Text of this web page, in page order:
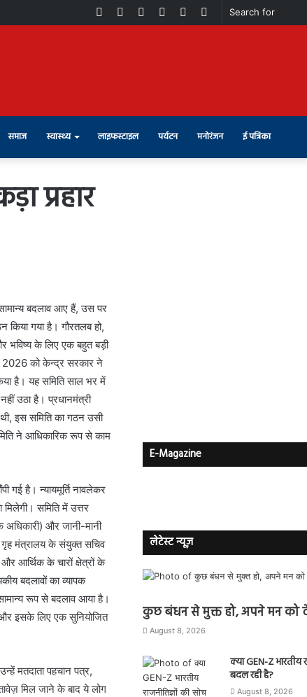
Switch
Telegram
Instagram
Youtube
Facebook
समाज स्वास्थ्य लाइफस्टाइल पर्यटन मनोरंजन ई पत्रिका
प्रहार
बदलाव आए हैं, उस पर
गया है। गौरतलब हो,
भविष्य के लिए एक बहुत बड़ी
2026 को केन्द्र सरकार ने
है। यह समिति साल भर में
उठा है। प्रधानमंत्री
इस समिति का गठन उसी
ने आधिकारिक रूप से काम
गई है। न्यायमूर्ति नावलेकर
समिति में उत्तर
अधिकारी) और जानी-मानी
गृह मंत्रालय के संयुक्त सचिव
आर्थिक के चारों क्षेत्रों के
बदलावों का व्यापक
रूप से बदलाव आया है।
और इसके लिए एक सुनियोजित
मतदाता पहचान पत्र,
मिल जाने के बाद ये लोग
E-Magazine
लेटेस्ट न्यूज़
कुछ बंधन से मुक्त हो, अपने मन को
August 8, 2026
क्या GEN-Z भारतीय
बदल रही है?
August 8, 2026